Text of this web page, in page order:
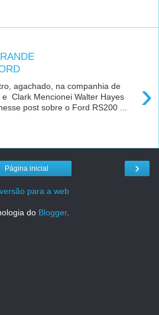
›
agachado, na companhia de
e Clark Mencionei Walter Hayes
post sobre o Ford RS200 ...
›
Página inicial
para a web
do Blogger.